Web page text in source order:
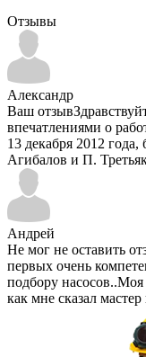
Отзывы
Александр
Ваш
впечатлениями о
13 декабря 2012 года,
Агибалов и П.
Андрей
Не мог не оставить
первых очень
подбору
как мне сказал мастер